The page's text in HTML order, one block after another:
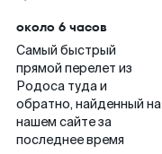
около 6 часов
Самый быстрый
прямой перелет из
Родоса туда и
обратно, найденный на
нашем сайте за
последнее время